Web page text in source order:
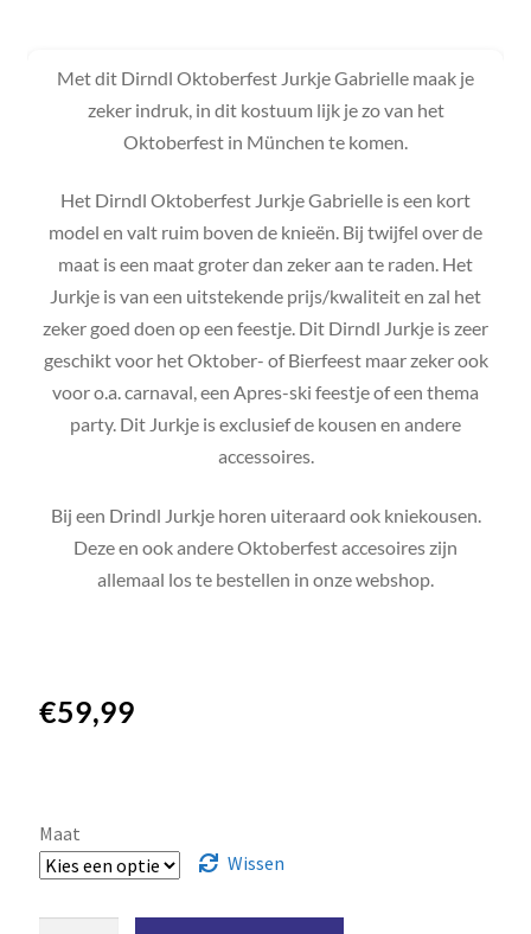
Met dit Dirndl Oktoberfest Jurkje Gabrielle maak je
zeker indruk, in dit kostuum lijk je zo van het
Oktoberfest in München te komen.
Het Dirndl Oktoberfest Jurkje Gabrielle is een kort
model en valt ruim boven de knieën. Bij twijfel over de
maat is een maat groter dan zeker aan te raden. Het
Jurkje is van een uitstekende prijs/kwaliteit en zal het
zeker goed doen op een feestje. Dit Dirndl Jurkje is zeer
geschikt voor het Oktober- of Bierfeest maar zeker ook
voor o.a. carnaval, een Apres-ski feestje of een thema
party. Dit Jurkje is exclusief de kousen en andere
accessoires.
Bij een Drindl Jurkje horen uiteraard ook kniekousen.
Deze en ook andere Oktoberfest accesoires zijn
allemaal los te bestellen in onze webshop.
€59,99
Maat
Wissen